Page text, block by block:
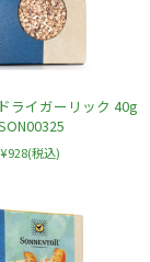
ライガーリック 40g
¥928(税込)